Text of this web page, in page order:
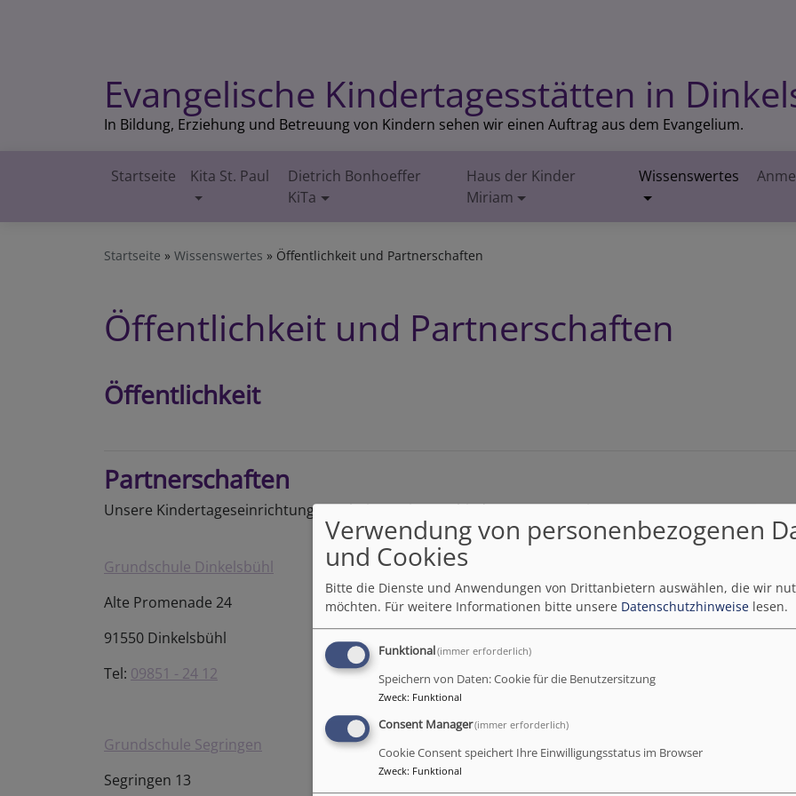
Evangelische Kindertagesstätten in
In Bildung, Erziehung und Betreuung von Kindern sehen wir einen Auftrag aus dem Evangelium.
Hauptnavigation
Startseite Kita St. Paul
Dietrich Bonhoeffer
KiTa
Haus der Kinder
Miriam
Wissenswertes
Startseite Wissenswertes Öffentlichkeit und Partnerschaften
Öffentlichkeit und Partnerschaften
Öffentlichkeit
Partnerschaften
Unsere Kindertageseinrichtungen arbeiten mit verschiedenen Kooperationspartnern zusammen.
Grundschule Dinkelsbühl
Alte Promenade 24
91550 Dinkelsbühl
Tel: 09851 - 24 12
Grundschule Segringen
Segringen 13
Luitpoldstraße 5
Tel:09851 - 70 74
Interdisziplinäre
Verwendung von personenbezogenen
und Cookies
Bitte die Dienste und Anwendungen von Drittanbietern auswählen, die wir
möchten. Für weitere Informationen bitte unsere Datenschutzhinweise lesen.
Funktional(immer erforderlich)
Speichern von Daten: Cookie für die Benutzersitzung
Zweck: Funktional
Consent Manager(immer erforderlich)
Cookie Consent speichert Ihre Einwilligungsstatus im Browser
Zweck: Funktional